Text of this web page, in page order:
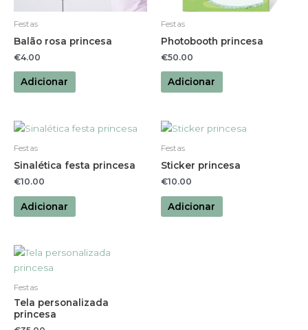
Festas
Balão rosa princesa
€4.00
Adicionar
Festas
Photobooth princesa
€50.00
Adicionar
Festas
Sinalética festa princesa
€10.00
Adicionar
Festas
Sticker princesa
€10.00
Adicionar
Festas
Tela personalizada
princesa